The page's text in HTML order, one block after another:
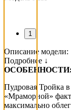
1
Описание модели:
Подробнее ↓
ОСОБЕННОСТИ:
Пудровая Тройка
«Мраморной»
максимально